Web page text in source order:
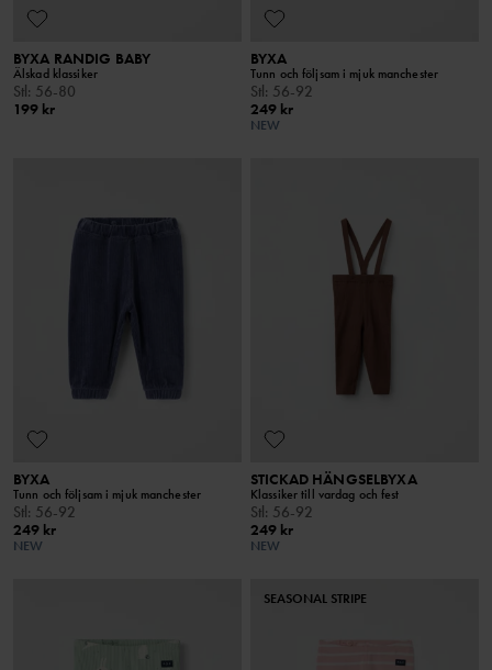
BYXA RANDIG BABY
Älskad klassiker
Stl: 56-80
199 kr
BYXA
Tunn och följsam i mjuk manchester
Stl: 56-92
249 kr
NEW
BYXA
Tunn och följsam i mjuk manchester
Stl: 56-92
249 kr
NEW
STICKAD HÄNGSELBYXA
Klassiker till vardag och fest
Stl: 56-92
249 kr
NEW
SEASONAL STRIPE